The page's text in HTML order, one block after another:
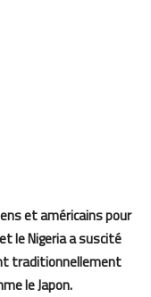
et américains pour
le Nigeria a suscité
traditionnellement
le Japon.